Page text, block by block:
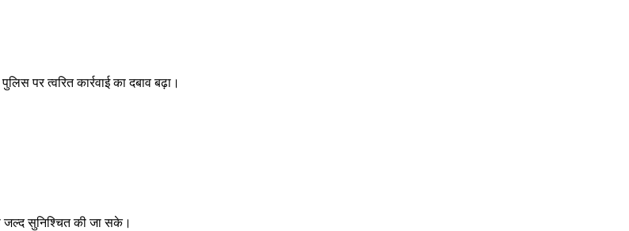
पर त्वरित कार्रवाई का दबाव बढ़ा।
जल्द सुनिश्चित की जा सके।